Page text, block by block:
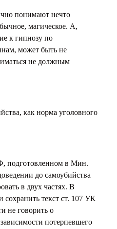
понимают нечто
магическое. А,
к гипнозу по
может быть не
не должным
как норма уголовного
подготовленном в Мин.
до самоубийства
в двух частях. В
сохранить текст ст. 107 УК
не говорить о
потерпевшего